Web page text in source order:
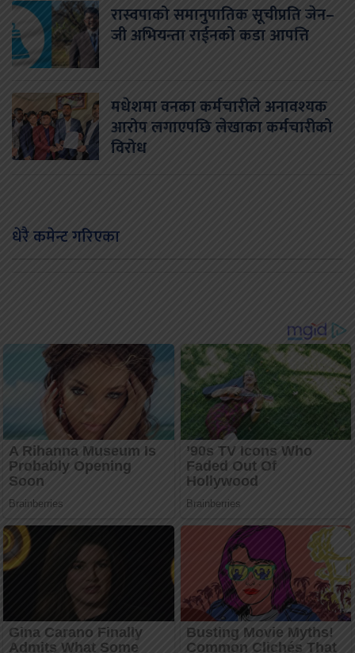
रास्वपाको समानुपातिक सूचीप्रति जेन–
जी अभियन्ता राईनको कडा आपत्ति
मधेशमा वनका कर्मचारीले अनावश्यक
आरोप लगाएपछि लेखाका कर्मचारीको
विरोध
धेरै कमेन्ट गरिएका